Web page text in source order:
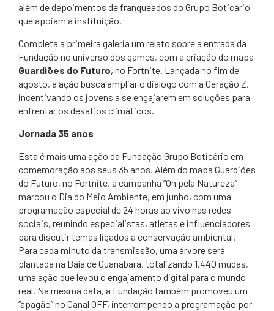
além de depoimentos de franqueados do Grupo Boticário
que apoiam a instituição.
Completa a primeira galeria um relato sobre a entrada da
Fundação no universo dos games, com a criação do mapa
Guardiões do Futuro, no Fortnite. Lançada no fim de
agosto, a ação busca ampliar o diálogo com a Geração Z,
incentivando os jovens a se engajarem em soluções para
enfrentar os desafios climáticos.
Jornada 35 anos
Esta é mais uma ação da Fundação Grupo Boticário em
comemoração aos seus 35 anos. Além do mapa Guardiões
do Futuro, no Fortnite, a campanha “On pela Natureza”
marcou o Dia do Meio Ambiente, em junho, com uma
programação especial de 24 horas ao vivo nas redes
sociais, reunindo especialistas, atletas e influenciadores
para discutir temas ligados à conservação ambiental.
Para cada minuto da transmissão, uma árvore será
plantada na Baía de Guanabara, totalizando 1.440 mudas,
uma ação que levou o engajamento digital para o mundo
real. Na mesma data, a Fundação também promoveu um
“apagão” no Canal OFF, interrompendo a programação por